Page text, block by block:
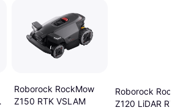
Roborock RockMow
Z150 RTK VSLAM
Roborock
Z120 LiDAR